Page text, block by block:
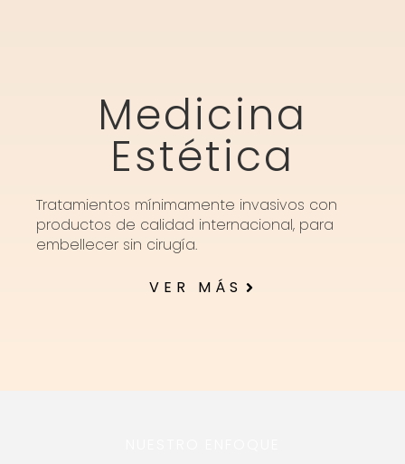
Medicina
Estética
Tratamientos mínimamente invasivos con
productos de calidad internacional, para
embellecer sin cirugía.
VER MÁS